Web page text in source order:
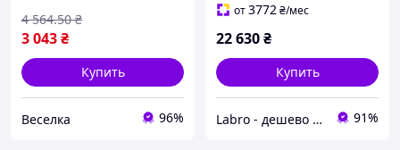
3 043₴
4 564.50 ₴
Купить
Веселка 96%
от3772₴/мес
22 630₴
Купить
Labro - дешево та якісно! 91%